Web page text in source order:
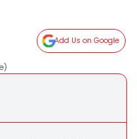
Add Us on Google